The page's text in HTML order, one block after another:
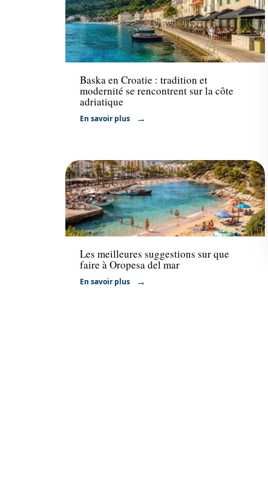
Voyage
Baska en Croatie : tradition et
modernité se rencontrent sur la côte
adriatique
En savoir plus
Voyage
Les meilleures suggestions sur que
faire à Oropesa del mar
En savoir plus